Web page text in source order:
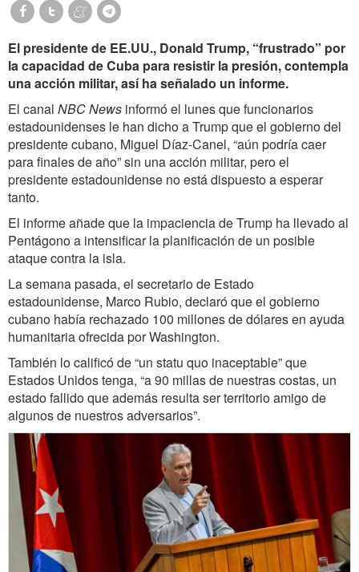
El presidente de EE.UU., Donald Trump, “frustrado” por
la capacidad de Cuba para resistir la presión, contempla
una acción militar, así ha señalado un informe.
El canal NBCNews informó el lunes que funcionarios
estadounidenses le han dicho a Trump que el gobierno del
presidente cubano, Miguel Díaz-Canel, “aún podría caer
para finales de año” sin una acción militar, pero el
presidente estadounidense no está dispuesto a esperar
tanto.
El informe añade que la impaciencia de Trump ha llevado al
Pentágono a intensificar la planificación de un posible
ataque contra la isla.
La semana pasada, el secretario de Estado
estadounidense, Marco Rubio, declaró que el gobierno
cubano había rechazado 100 millones de dólares en ayuda
humanitaria ofrecida por Washington.
También lo calificó de “un statu quo inaceptable” que
Estados Unidos tenga, “a 90 millas de nuestras costas, un
estado fallido que además resulta ser territorio amigo de
algunos de nuestros adversarios”.